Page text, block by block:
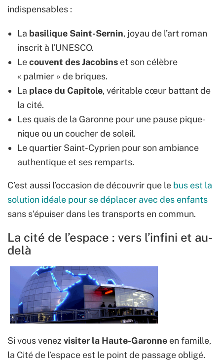
indispensables :
La basilique Saint-Sernin, joyau de l’art roman
inscrit à l’UNESCO.
Lecouvent des Jacobins et son célèbre
« palmier » de briques.
La place du Capitole, véritable cœur battant de
la cité.
Les quais de la Garonne pour une pause pique-
nique ou un coucher de soleil.
Le quartier Saint-Cyprien pour son ambiance
authentique et ses remparts.
C’est aussi l’occasion de découvrir que le bus est la
solution idéale pour se déplacer avec des enfants
sans s’épuiser dans les transports en commun.
La cité de l’espace : vers l’infini et au-
delà
Si vous venez visiter la Haute-Garonne en famille,
la Cité de l’espace est le point de passage obligé.